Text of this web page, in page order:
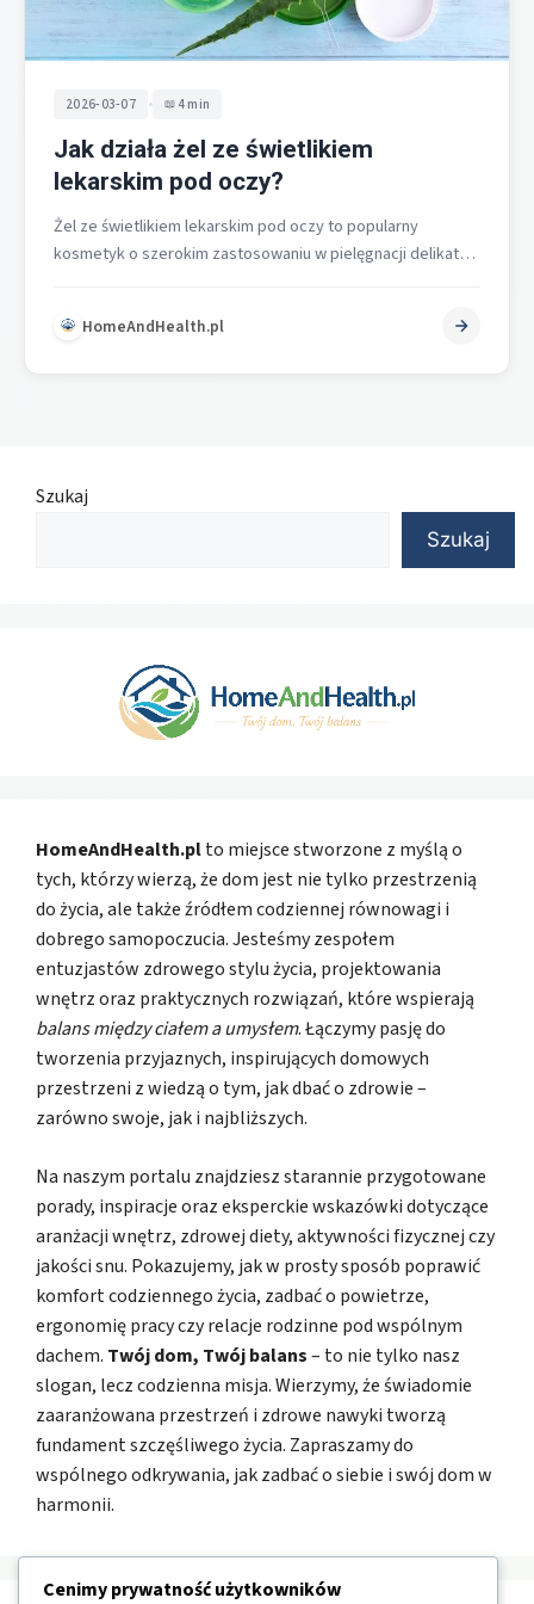
2026-03-07 • 4 min
Jak działa żel ze świetlikiem
lekarskim pod oczy?
Żel ze świetlikiem lekarskim pod oczy to popularny
kosmetyk o szerokim zastosowaniu w pielęgnacji delikatnej
HomeAndHealth.pl
Szukaj
Szukaj
HomeAndHealth.plto miejsce stworzone z myślą o
tych, którzy wierzą, że dom jest nie tylko przestrzenią
do życia, ale także źródłem codziennej równowagi i
dobrego samopoczucia. Jesteśmy zespołem
entuzjastów zdrowego stylu życia, projektowania
wnętrz oraz praktycznych rozwiązań, które wspierają
balans między ciałem a umysłem. Łączymy pasję do
tworzenia przyjaznych, inspirujących domowych
przestrzeni z wiedzą o tym, jak dbać o zdrowie –
zarówno swoje, jak i najbliższych.
Na naszym portalu znajdziesz starannie przygotowane
porady, inspiracje oraz eksperckie wskazówki dotyczące
aranżacji wnętrz, zdrowej diety, aktywności fizycznej czy
jakości snu. Pokazujemy, jak w prosty sposób poprawić
komfort codziennego życia, zadbać o powietrze,
ergonomię pracy czy relacje rodzinne pod wspólnym
dachem. Twój dom, Twój balans– to nie tylko nasz
slogan, lecz codzienna misja. Wierzymy, że świadomie
zaaranżowana przestrzeń i zdrowe nawyki tworzą
fundament szczęśliwego życia. Zapraszamy do
wspólnego odkrywania, jak zadbać o siebie i swój dom w
harmonii.
Cenimy prywatność użytkowników